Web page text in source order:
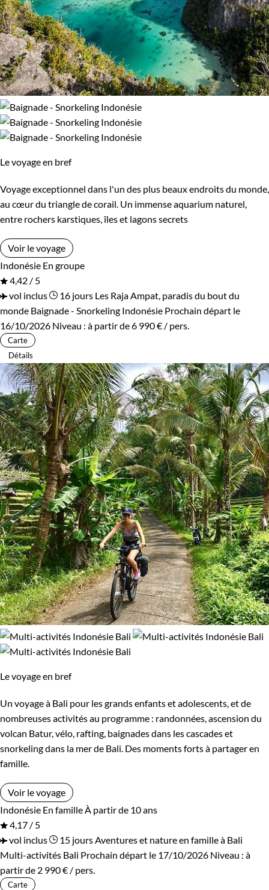
Le voyage en bref
Voyage exceptionnel dans l'un des plus beaux endroits du monde,
au cœur du triangle de corail. Un immense aquarium naturel,
entre rochers karstiques, îles et lagons secrets
Voir le voyage
Indonésie En groupe
4,42 / 5
vol inclus
16 jours Les Raja Ampat, paradis du bout du
monde Baignade - Snorkeling Indonésie Prochain départ le
16/10/2026 Niveau : à partir de6 990 € / pers.
Carte
Détails
Le voyage en bref
Un voyage à Bali pour les grands enfants et adolescents, et de
nombreuses activités au programme : randonnées, ascension du
volcan Batur, vélo, rafting, baignades dans les cascades et
snorkeling dans la mer de Bali. Des moments forts à partager en
famille.
Voir le voyage
Indonésie En famille À partir de 10 ans
4,17 / 5
vol inclus
15 jours Aventures et nature en famille à Bali
Multi-activités Bali Prochain départ le 17/10/2026 Niveau : à
partir de 2 990 € / pers.
Carte